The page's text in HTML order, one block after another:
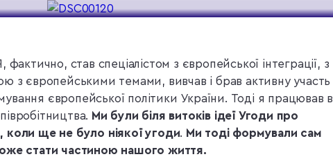
став спеціалістом з європейської інтеграції, з
з європейськими темами, вивчав і брав активну участь
європейської політики України. Тоді я працював в
Ми були біля витоків ідеї Угоди про
коли ще не було ніякої угоди. Ми тоді формували сам
стати частиною нашого життя.